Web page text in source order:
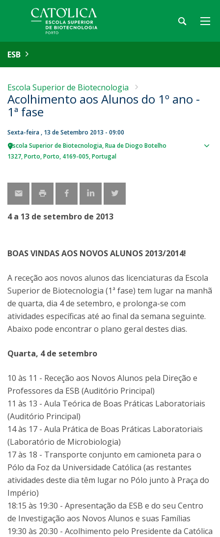
ESB
Escola Superior de Biotecnologia
Acolhimento aos Alunos do 1º ano -
1ª fase
Sexta-feira , 13 de Setembro 2013 - 09:00
Escola Superior de Biotecnologia Rua de Diogo Botelho
1327 Porto Porto 4169-005 Portugal
4 a 13 de setembro de 2013
BOAS VINDAS AOS NOVOS ALUNOS 2013/2014!
A receção aos novos alunos das licenciaturas da Escola
Superior de Biotecnologia (1ª fase) tem lugar na manhã
de quarta, dia 4 de setembro, e prolonga-se com
atividades específicas até ao final da semana seguinte.
Abaixo pode encontrar o plano geral destes dias.
Quarta, 4 de setembro
10 às 11 - Receção aos Novos Alunos pela Direção e
Professores da ESB (Auditório Principal)
11 às 13 - Aula Teórica de Boas Práticas Laboratoriais
(Auditório Principal)
14 às 17 - Aula Prática de Boas Práticas Laboratoriais
(Laboratório de Microbiologia)
17 às 18 - Transporte conjunto em camioneta para o
Pólo da Foz da Universidade Católica (as restantes
atividades deste dia têm lugar no Pólo junto à Praça do
Império)
18:15 às 19:30 - Apresentação da ESB e do seu Centro
de Investigação aos Novos Alunos e suas Famílias
19:30 às 20:30 - Acolhimento pelo Presidente da Católica